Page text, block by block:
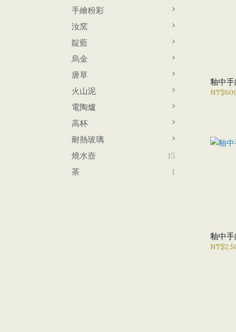
手繪粉彩
汝窯
靛藍
烏金
唐草
火山泥
電陶爐
高杯
耐熱玻璃
燒水壺
15
茶
1
釉中
釉中